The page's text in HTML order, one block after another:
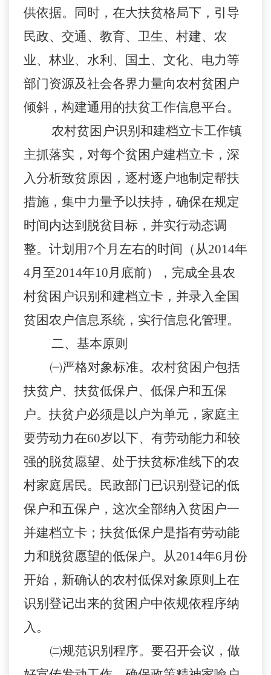
供依据。同时，在大扶贫格局下，引导
民政、交通、教育、卫生、 村建、农
业、林业、水利、国土、文化、电力等
部门资源及社会各界力量向农村贫困户
倾斜，构建通用的扶贫工作信息平台。
农村贫困户识别和建档立卡工作镇
主抓落实，对每个贫困户建档立卡，深
入分析致贫原因，逐村逐户地制定帮扶
措施，集中力量予以扶持，确保在规定
时间内达到脱贫目标，并实行动态调
整。计划用7个月左右的时间（从2014年
4月至2014年10月底前），完成全县农
村贫困户识别和建档立卡，并录入全国
贫困农户信息系统，实行信息化管理。
二、基本原则
㈠严格对象标准。 农村贫困户包括
扶贫户、扶贫低保户、低保户和五保
户。扶贫户必须是以户为单元，家庭主
要劳动力在60岁以下、有劳动能力和较
强的脱贫愿望、处于扶贫标准线下的农
村家庭居民。民政部门已识别登记的低
保户和五保户，这次全部纳入贫困户一
并建档立卡；扶贫低保户是指有劳动能
力和脱贫愿望的低保户。从2014年6月份
开始，新确认的农村低保对象原则上在
识别登记出来的贫困户中依规依程序纳
入。
㈡规范识别程序。 要召开会议，做